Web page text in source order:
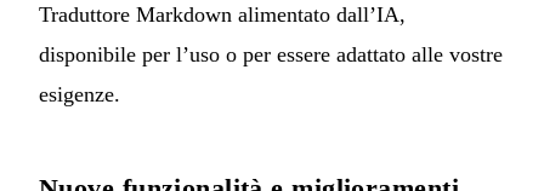
Traduttore Markdown alimentato dall’IA,
disponibile per l’uso o per essere adattato alle vostre
esigenze.